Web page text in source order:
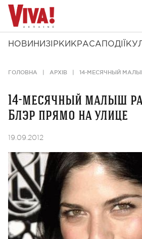
НОВИНИ ЗІРКИ КРАСА ПОДІЇ
ГОЛОВНА АРХІВ 14-МЕСЯЧНЫЙ
14-месячный малыш
Блэр прямо на улице
19.09.2012